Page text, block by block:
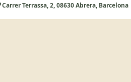
Carrer Terrassa, 2, 08630 Abrera, Barcelona